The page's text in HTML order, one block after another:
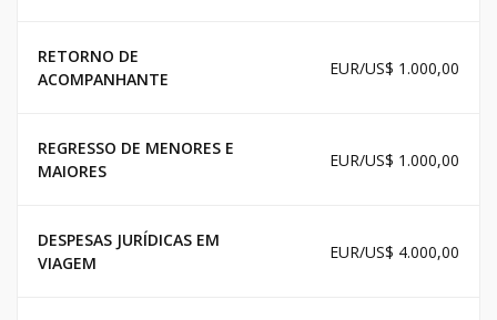
RETORNO DE
ACOMPANHANTE
EUR/US$ 1.000,00
REGRESSO DE MENORES E
MAIORES
EUR/US$ 1.000,00
DESPESAS JURÍDICAS EM
VIAGEM
EUR/US$ 4.000,00